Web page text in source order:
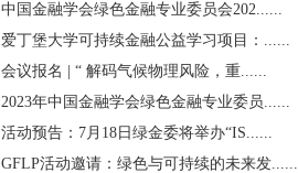
中国金融学会绿色金融专业委员会202......
爱丁堡大学可持续金融公益学习项目：......
会议报名 | “ 解码气候物理风险，重......
2023年中国金融学会绿色金融专业委员......
活动预告：7月18日绿金委将举办“IS......
GFLP活动邀请：绿色与可持续的未来发......